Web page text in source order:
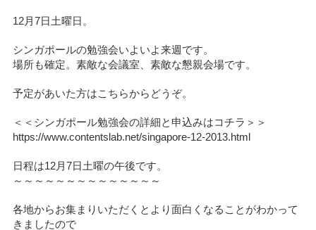
12月7日土曜日。
シンガポールの勉強会いよいよ来週です。
場所も確定。素敵な会議室、素敵な懇親会場です。
予定があいた方はこちらからどうぞ。
＜＜シンガポール勉強会の詳細と申込みはコチラ＞＞
https://www.contentslab.net/singapore-12-2013.html
日程は12月7日土曜の午後です。
～～～～～～～～～～～～～～
各地からお集まりいただくとより面白くなることがわかって
きましたので